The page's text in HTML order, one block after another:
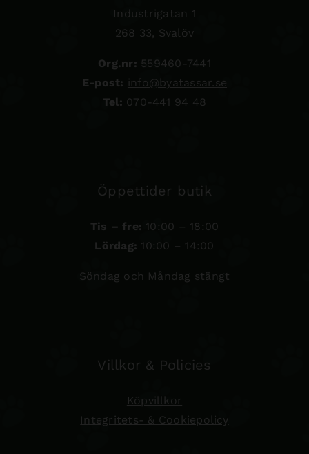
Industrigatan 1
268 33, Svalöv
Org.nr: 559460-7441
E-post: info@byatassar.se
Tel: 070-441 94 48
Öppettider butik
Tis – fre: 10:00 – 18:00
Lördag: 10:00 – 14:00
Söndag och Måndag stängt
Villkor & Policies
Köpvillkor
Integritets- & Cookiepolicy